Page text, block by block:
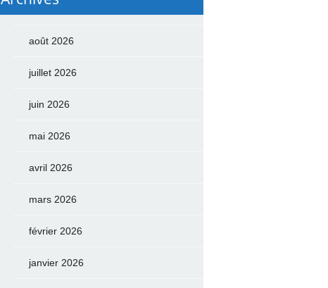
août 2026
juillet 2026
juin 2026
mai 2026
avril 2026
mars 2026
février 2026
janvier 2026